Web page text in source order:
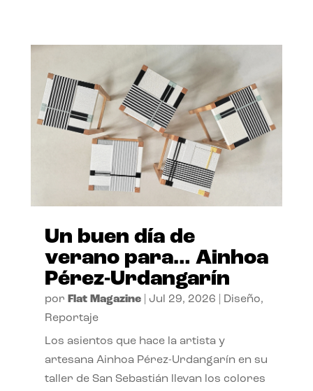
Un buen día de
verano para… Ainhoa
Pérez-Urdangarín
por Flat Magazine| Jul 29, 2026 Diseño,
Reportaje
Los asientos que hace la artista y
artesana Ainhoa Pérez-Urdangarín en su
taller de San Sebastián llevan los colores